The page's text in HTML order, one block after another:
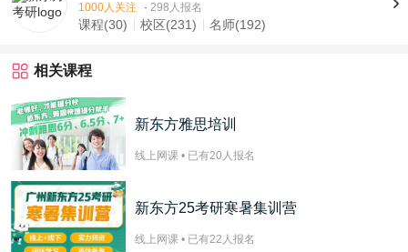
1000人关注 · 298人报名
课程(30) 校区(231) 名师(192)
相关课程
新东方雅思培训
线上网课 • 已有20 人报名
新东方25考研寒暑集训营
线上网课 • 已有22 人报名